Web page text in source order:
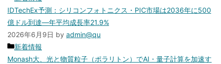
テ
ゴ
リ
ー
IDTechEx予測：シリコンフォトニクス・PIC市場は2036年に500
億ドル到達—年平均成長率21.9%
2026年6月9日 by admin@qu
カ
テ
新着情報
Monash大、光と物質粒子（ポラリトン）でAI・量子計算を加速す